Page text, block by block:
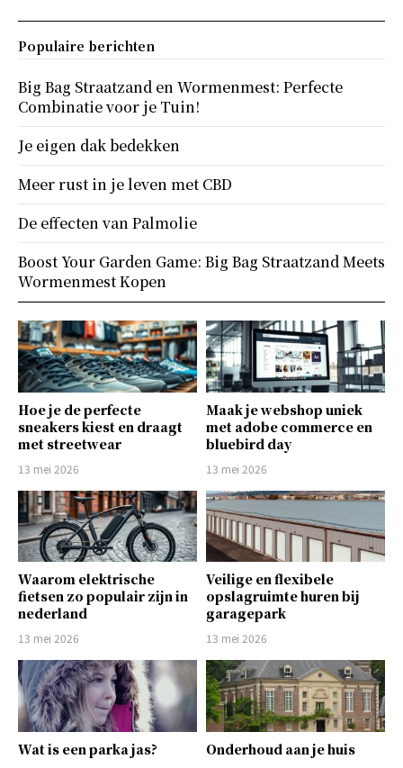
Hoe je de perfecte
sneakers kiest en draagt
met streetwear
13 mei 2026
Maak je webshop uniek
met adobe commerce en
bluebird day
13 mei 2026
Waarom elektrische
fietsen zo populair zijn in
nederland
13 mei 2026
Veilige en flexibele
opslagruimte huren bij
garagepark
13 mei 2026
Wat is een parka jas? Onderhoud aan je huis
Populaire berichten
Big Bag Straatzand en Wormenmest: Perfecte
Combinatie voor je Tuin!
Je eigen dak bedekken
Meer rust in je leven met CBD
De effecten van Palmolie
Boost Your Garden Game: Big Bag Straatzand Meets
Wormenmest Kopen